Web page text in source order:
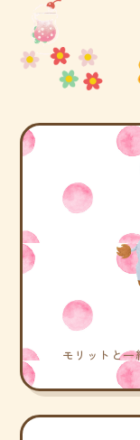
モリットと一